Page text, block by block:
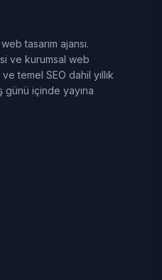
tasarım ajansı.
ve kurumsal web
ve temel SEO dahil yıllık
günü içinde yayına